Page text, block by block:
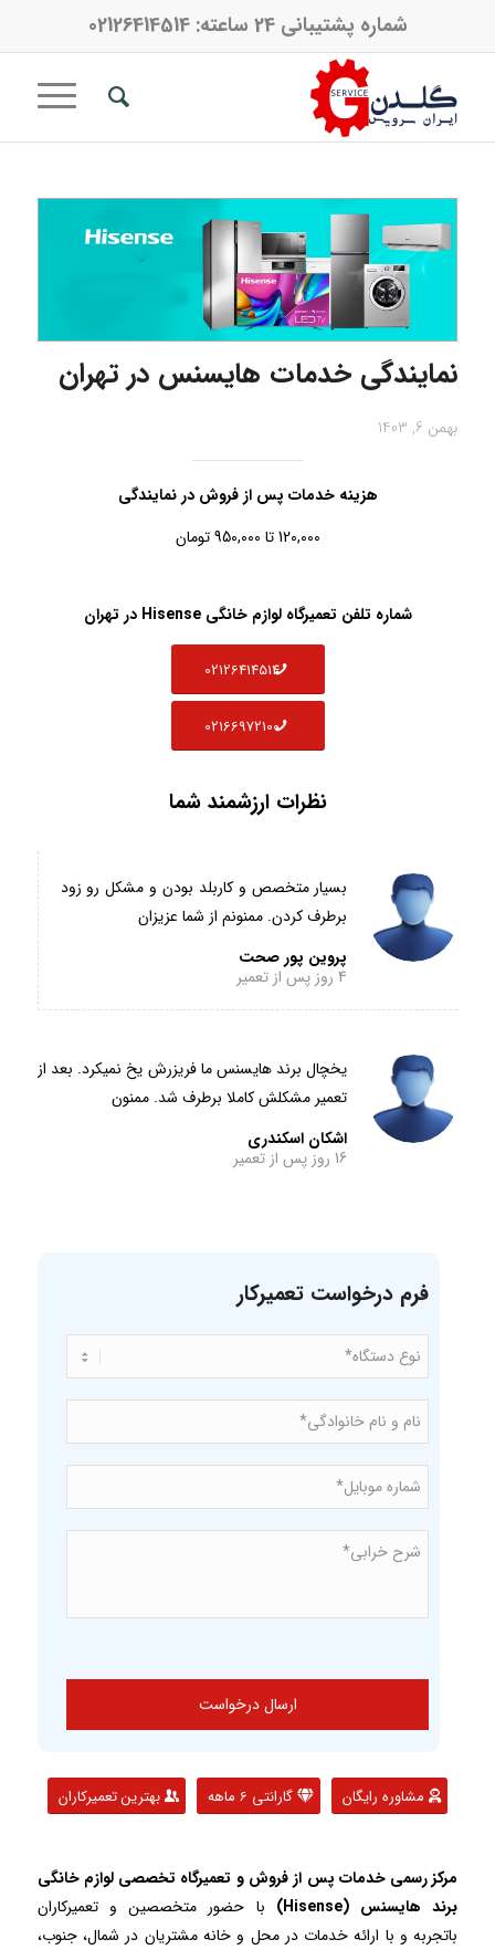
شماره پشتیبانی 24 ساعته: 02126414514
نمایندگی خدمات هایسنس در تهران
بهمن 6, 1403
هزینه خدمات پس از فروش در نمایندگی
120,000 تا 950,000 تومان
شماره تلفن تعمیرگاه لوازم خانگی Hisense در تهران
02126414514
02166972100
نظرات ارزشمند شما
بسیار متخصص و کاربلد بودن و مشکل رو زود
برطرف کردن. ممنونم از شما عزیزان
پروین پور صحت
4 روز پس از تعمیر
یخچال برند هایسنس ما فریزرش یخ نمیکرد. بعد از
تعمیر مشکلش کاملا برطرف شد. ممنون
اشکان اسکندری
16 روز پس از تعمیر
فرم درخواست تعمیرکار
نوع
دستگاه *
نام
نام
خانوادگی *
شماره
موبایل* *
شرح
خرابی* *
مشاوره رایگان گارانتی 6 ماهه بهترین تعمیرکاران
مرکز رسمی خدمات پس از فروش و تعمیرگاه تخصصی لوازم خانگی
برند هایسنس (Hisense)
با حضور متخصصین و تعمیرکاران
باتجربه و با ارائه خدمات در محل و خانه مشتریان در شمال، جنوب،